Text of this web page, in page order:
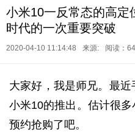
小米10一反常态的高定
时代的一次重要突破
2020-04-10 11:14:48 来源: 阅读：
大家好，我是师兄。最
小米10的推出。估计很
预约抢购了吧。